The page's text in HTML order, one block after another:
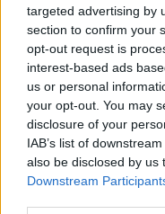
targeted advertising by
section to confirm your
opt-out request is
interest-based ads
us or personal
your opt-out. You may
disclosure of your
IAB’s list of
also be disclosed by us
Downstream
Σχετικά Άρθρα